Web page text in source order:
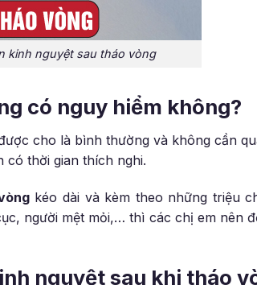
kinh nguyệt sau tháo vòng
có nguy hiểm không?
cho là bình thường và không cần
thời gian thích nghi.
kéo dài và kèm theo những triệu
người mệt mỏi,… thì các chị em nên
nguyệt sau khi tháo